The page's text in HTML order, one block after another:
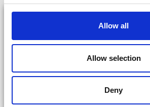
Allow all
Allow selection
Deny
Neem contact met ons op
Aanvragen